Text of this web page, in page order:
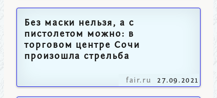
Без маски нельзя, а с
пистолетом можно: в
торговом центре Сочи
произошла стрельба
fair.ru 27.09.2021